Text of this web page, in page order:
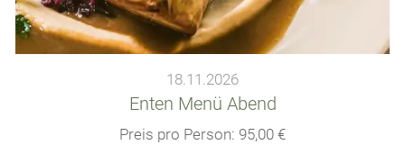
18.11.2026
Enten Menü Abend
Preis pro Person: 95,00 €